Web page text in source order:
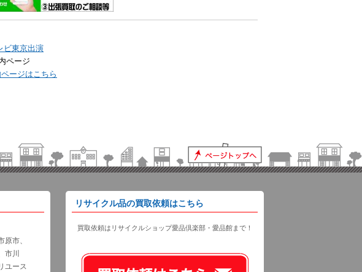
ビ東京出演
ページ
ージはこちら
市、
市川
ユース
リサイクル品の買取依頼はこちら
買取依頼はリサイクルショップ愛品倶楽部・愛品館まで！